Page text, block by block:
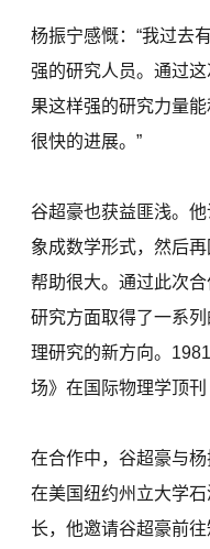
杨振宁感慨：“我过去
强的研究人员。通过
果这样强的研究力量
很快的进展。”
谷超豪也获益匪浅。
象成数学形式，然后
帮助很大。通过此次
研究方面取得了一系
理研究的新方向。
场》在国际物理学顶刊
在合作中，谷超豪与
在美国纽约州立大学
长，他邀请谷超豪前